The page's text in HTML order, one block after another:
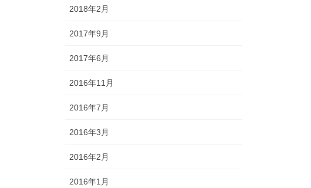
2018年2月
2017年9月
2017年6月
2016年11月
2016年7月
2016年3月
2016年2月
2016年1月